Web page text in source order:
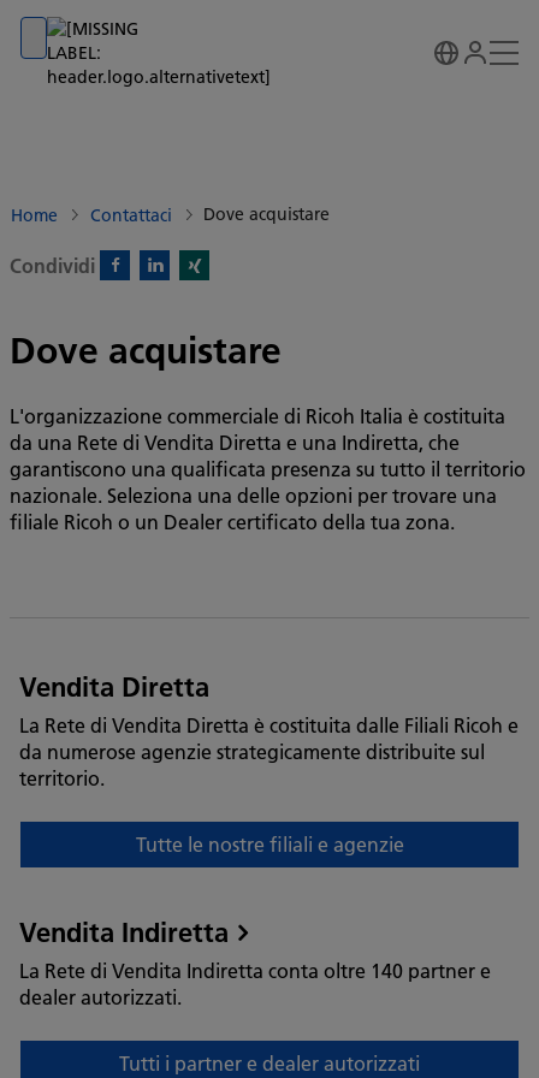
Go to banner
Go to content
Go to footer
Home Contattaci Dove acquistare
Condividi
Dove acquistare
L'organizzazione commerciale di Ricoh Italia è costituita
da una Rete di Vendita Diretta e una Indiretta, che
garantiscono una qualificata presenza su tutto il territorio
nazionale. Seleziona una delle opzioni per trovare una
filiale Ricoh o un Dealer certificato della tua zona.
Vendita Diretta
La Rete di Vendita Diretta è costituita dalle Filiali Ricoh e
da numerose agenzie strategicamente distribuite sul
territorio.
Tutte le nostre filiali e agenzie
Tutte
nostre
filiali
e
agenzie
Vendita Indiretta
La Rete di Vendita Indiretta conta oltre 140 partner e
dealer autorizzati.
Tutti i partner e dealer autorizzati